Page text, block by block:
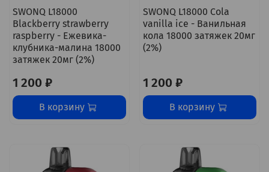
SWONQ L18000
Blackberry strawberry
raspberry - Ежевика-
клубника-малина 18000
затяжек 20мг (2%)
1 200 ₽
В корзину
SWONQ L18000 Cola
vanilla ice - Ванильная
кола 18000 затяжек 20мг
(2%)
1 200 ₽
В корзину